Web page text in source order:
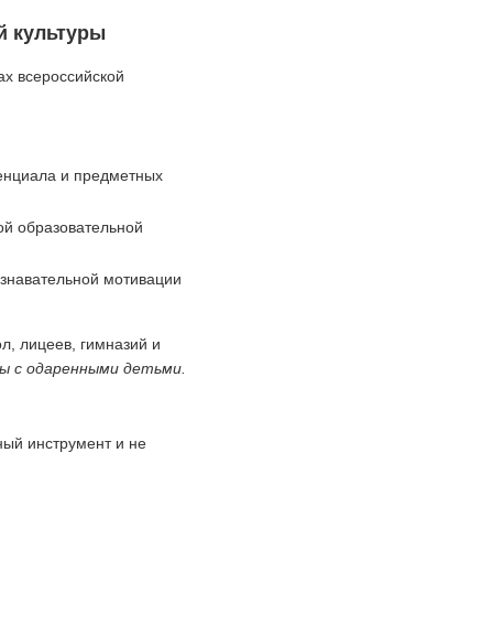
культуры
всероссийской
и предметных
образовательной
мотивации
лицеев, гимназий и
с одаренными детьми.
инструмент и не